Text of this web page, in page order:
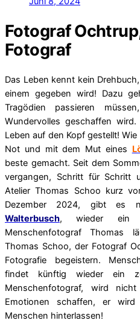
Fotograf
Fotograf
Das Leben kennt kein
einem gegeben wird! Dazu
Tragödien passieren
Wundervolles geschaffen
Leben auf den Kopf gestellt!
Not und mit dem Mut eines
beste gemacht. Seit dem
vergangen, Schritt für Schritt
Atelier Thomas Schoo kurz
Dezember 2024, gibt es
Walterbusch, wieder ein
Menschenfotograf Thomas
Thomas Schoo, der Fotograf
Fotografie begeistern.
findet künftig wieder ein
Menschenfotograf, wird
Emotionen schaffen, er
Menschen hinterlassen!